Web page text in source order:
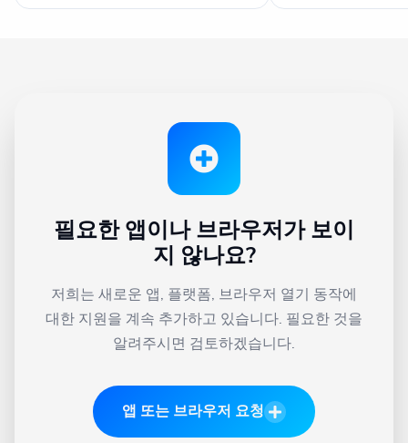
필요한 앱이나 브라우저가 보이
지 않나요?
저희는 새로운 앱, 플랫폼, 브라우저 열기 동작에
대한 지원을 계속 추가하고 있습니다. 필요한 것을
알려주시면 검토하겠습니다.
앱 또는 브라우저 요청